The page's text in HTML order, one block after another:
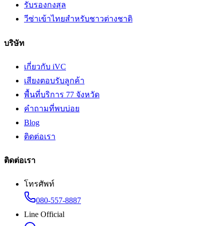
รับรองกงสุล
วีซ่าเข้าไทยสำหรับชาวต่างชาติ
บริษัท
เกี่ยวกับ iVC
เสียงตอบรับลูกค้า
พื้นที่บริการ 77 จังหวัด
คำถามที่พบบ่อย
Blog
ติดต่อเรา
ติดต่อเรา
โทรศัพท์
080-557-8887
Line Official